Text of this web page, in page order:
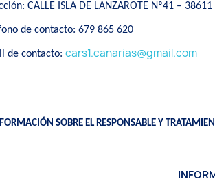
CALLE ISLA DE LANZAROTE Nº41 –
de contacto: 679 865 620
de contacto: cars1.canarias@gmail.com
SOBRE EL RESPONSABLE Y